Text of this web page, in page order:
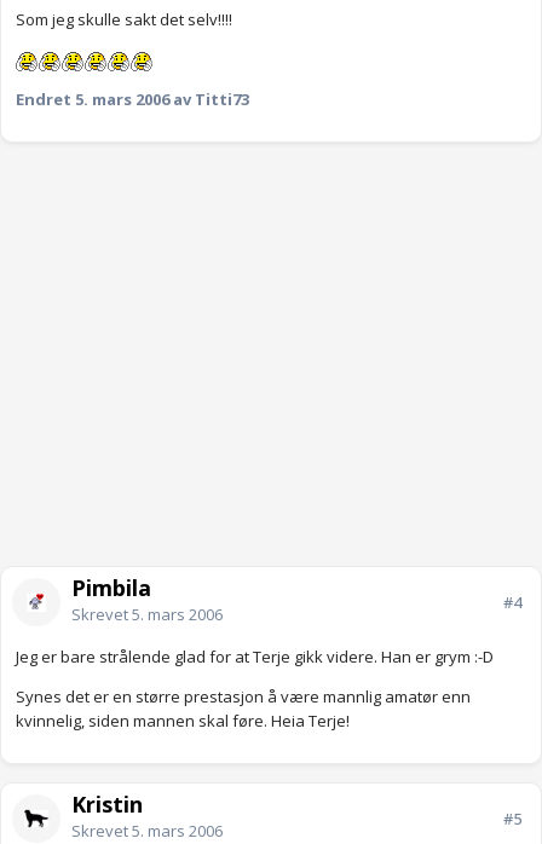
Som jeg skulle sakt det selv!!!!
Endret 5. mars 2006av Titti73
Pimbila
Skrevet5. mars 2006
#4
Jeg er bare strålende glad for at Terje gikk videre. Han er grym :-D
Synes det er en større prestasjon å være mannlig amatør enn
kvinnelig, siden mannen skal føre. Heia Terje!
Kristin
Skrevet5. mars 2006
#5